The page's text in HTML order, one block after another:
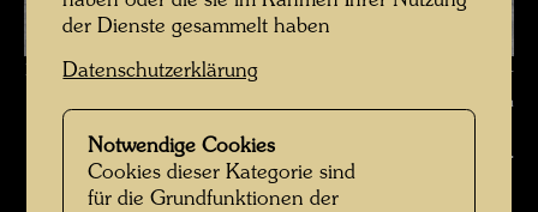
Hundertwasser porträtiert von Karin Székessy , Fotograf: Karin Székessy-
Wunderlich © Karin Székessy-Wunderlich
Hundertwasser fotografiert von Karin Székessy-
Wunderlich
der Dienste gesammelt haben
Datenschutzerklärung
Notwendige Cookies
Cookies dieser Kategorie sind
für die Grundfunktionen der